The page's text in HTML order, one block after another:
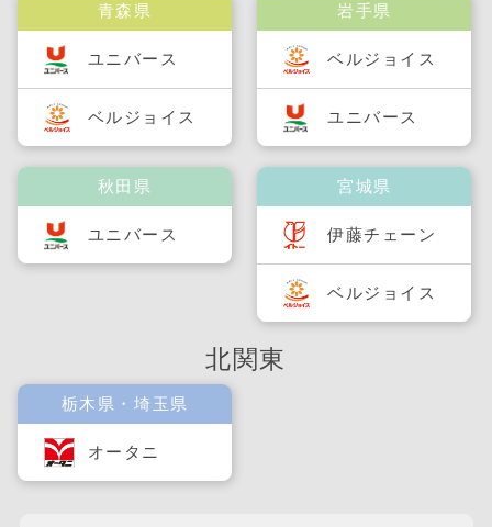
青森県
ユニバース
ベルジョイス
秋田県
ユニバース
岩手県
ベルジョイス
ユニバース
宮城県
伊藤チェーン
ベルジョイス
北関東
栃木県・埼玉県
オータニ